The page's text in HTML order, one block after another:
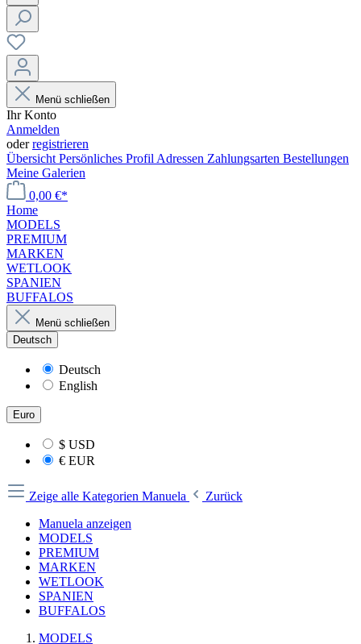
Menü schließen
Ihr Konto
Anmelden
oderregistrieren
Übersicht Persönliches Profil Adressen Zahlungsarten Bestellungen
Meine Galerien
0,00 €*
Home
MODELS
PREMIUM
MARKEN
WETLOOK
SPANIEN
BUFFALOS
Menü schließen
Deutsch
Deutsch
English
Euro
$ USD
€ EUR
Zeige alle Kategorien Manuela
Zurück
Manuela anzeigen
MODELS
PREMIUM
MARKEN
WETLOOK
SPANIEN
BUFFALOS
MODELS